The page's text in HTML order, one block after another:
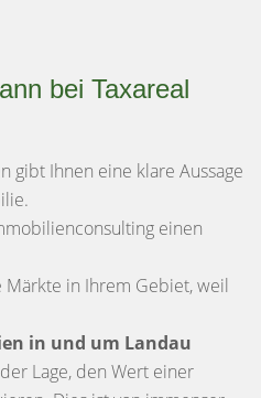
bei Taxareal
gibt Ihnen eine klare Aussage
einen
in Ihrem Gebiet, weil
in und um Landau
Lage, den Wert einer